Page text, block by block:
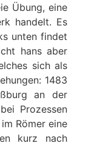
Übung, eine
handelt. Es
unten findet
hans aber
sich als
1483
an der
Prozessen
Römer eine
kurz nach